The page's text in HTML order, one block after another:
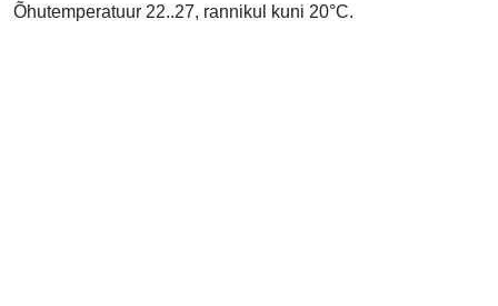
Õhutemperatuur 22..27, rannikul kuni 20°C.